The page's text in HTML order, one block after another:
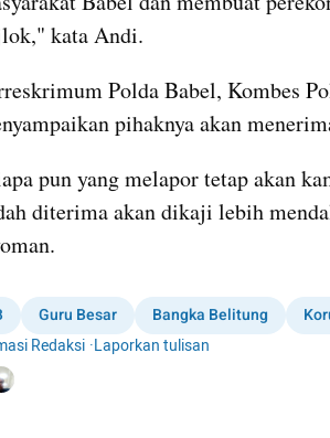
kata Andi.
Polda Babel, Kombes
pihaknya akan
pun yang melapor tetap akan
diterima akan dikaji lebih
Guru Besar Bangka Belitung
Redaksi ·Laporkan tulisan